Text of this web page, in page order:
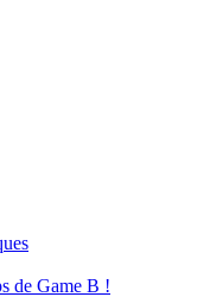
de Game B !